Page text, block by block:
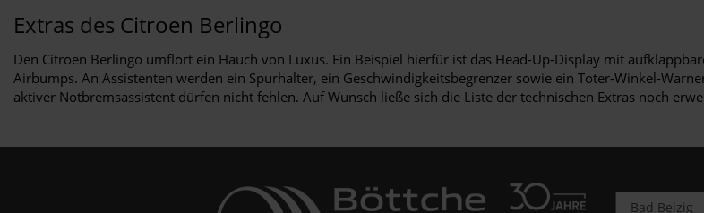
Extras des Citroen Berlingo
Den Citroen Berlingo umflort ein Hauch von Luxus. Ein Beispiel hierfür ist das Head-Up-Display mit
Airbumps. An Assistenten werden ein Spurhalter, ein Geschwindigkeitsbegrenzer sowie ein Toter-Winkel-
aktiver Notbremsassistent dürfen nicht fehlen. Auf Wunsch ließe sich die Liste der technischen Extras noch